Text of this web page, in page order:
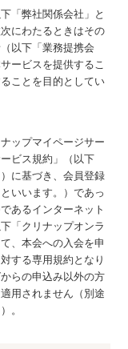
「弊社関係会社」と
にわたるときはその
以下「業務提携会
ービスを提供するこ
ことを目的としてい
ップマイページサー
ビス規約」（以下
に基づき、会員登録
いいます。）であっ
あるインターネット
「クリナップオンラ
、本会への入会を申
する専用規約となり
らの申込み以外の方
用されません（別途
。